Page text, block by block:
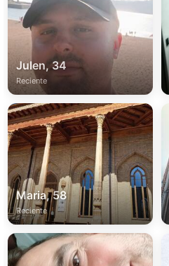
Julen, 34
Reciente
Maria, 58
Reciente